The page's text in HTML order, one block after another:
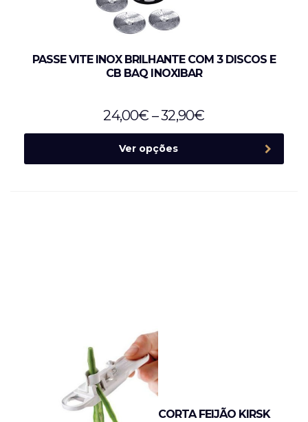
PASSE VITE INOX BRILHANTE COM 3 DISCOS E
CB BAQ INOXIBAR
24,00€ –32,90€
Ver opções
CORTA FEIJÃO KIRSK